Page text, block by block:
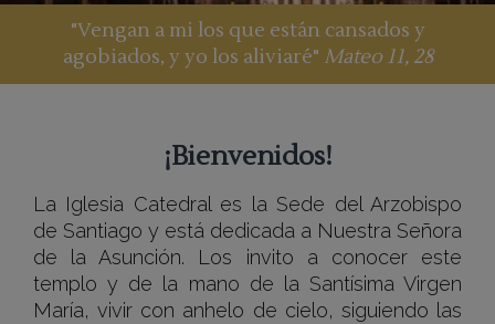
"Vengan a mi los que están cansados y
agobiados, y yo los aliviaré" Mateo 11, 28
¡Bienvenidos!
La Iglesia Catedral es la Sede del Arzobispo
de Santiago y está dedicada a Nuestra Señora
de la Asunción. Los invito a conocer este
templo y de la mano de la Santísima Virgen
María, vivir con anhelo de cielo, siguiendo las